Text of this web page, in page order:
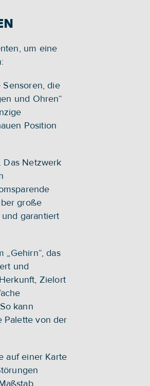
um eine
Sensoren, die
und Ohren“
Position
Das Netzwerk
große
garantiert
„Gehirn“, das
und
Zielort
kann
Palette von der
auf einer Karte